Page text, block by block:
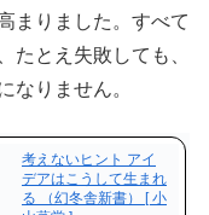
まりました。すべて
たとえ失敗しても、
なりません。
考えないヒント アイ
デアはこうして生まれ
る （幻冬舎新書） [ 小